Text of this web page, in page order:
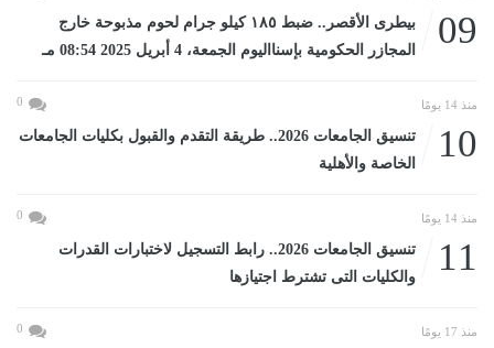
09
بيطرى الأقصر.. ضبط ١٨٥ كيلو جرام لحوم مذبوحة خارج
المجازر الحكومية بإسنااليوم الجمعة، 4 أبريل 2025 08:54 مـ
منذ 14 يومًا 0
10
تنسيق الجامعات 2026.. طريقة التقدم والقبول بكليات الجامعات
الخاصة والأهلية
منذ 14 يومًا 0
11
تنسيق الجامعات 2026.. رابط التسجيل لاختبارات القدرات
والكليات التى تشترط اجتيازها
منذ 17 يومًا 0